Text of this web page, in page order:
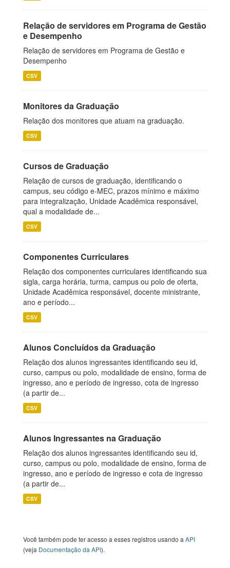
Relação de servidores em Programa de Gestão
e Desempenho
Relação de servidores em Programa de Gestão e
Desempenho
CSV
Monitores da Graduação
Relação dos monitores que atuam na graduação.
CSV
Cursos de Graduação
Relação de cursos de graduação, identificando o
campus, seu código e-MEC, prazos mínimo e máximo
para integralização, Unidade Acadêmica responsável,
qual a modalidade de...
CSV
Componentes Curriculares
Relação dos componentes curriculares identificando sua
sigla, carga horária, turma, campus ou polo de oferta,
Unidade Acadêmica responsável, docente ministrante,
ano e período...
CSV
Alunos Concluídos da Graduação
Relação dos alunos ingressantes identificando seu id,
curso, campus ou polo, modalidade de ensino, forma de
ingresso, ano e período de ingresso, cota de ingresso
(a partir de...
CSV
Alunos Ingressantes na Graduação
Relação dos alunos ingressantes identificando seu id,
curso, campus ou polo, modalidade de ensino, forma de
ingresso, ano e período de ingresso e cota de ingresso
(a partir de...
CSV
Você também pode ter acesso a esses registros usando a API
(veja Documentação da API).